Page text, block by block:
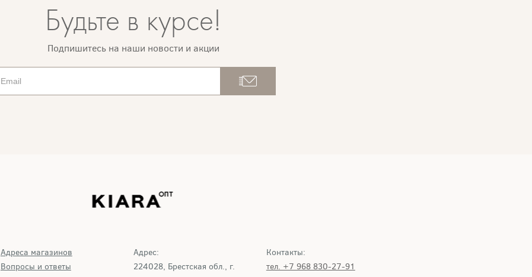
Будьте в курсе!
Подпишитесь на наши новости и акции
Адреса магазинов
Вопросы и ответы
Адрес:
224028, Брестская обл., г.
Контакты:
тел. +7 968 830-27-91